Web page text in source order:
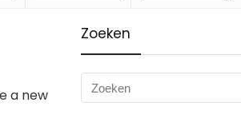
a new
Zoeken